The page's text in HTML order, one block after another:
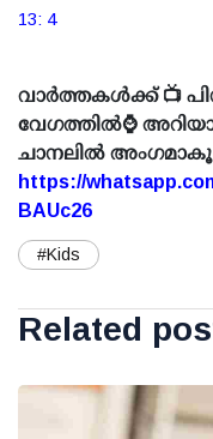
13: 4
വാർത്തകൾക്ക് 📺
വേഗത്തിൽ⌚
ചാനലിൽ അംഗമാകൂ
https://
BAUc26
#Kids
Related